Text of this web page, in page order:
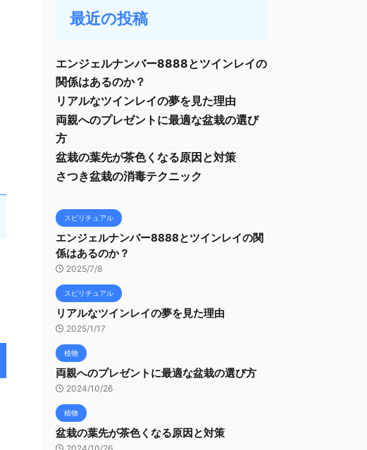
最近の投稿
エンジェルナンバー8888とツインレイの
関係はあるのか？
リアルなツインレイの夢を見た理由
両親へのプレゼントに最適な盆栽の選び
方
盆栽の葉先が茶色くなる原因と対策
さつき盆栽の消毒テクニック
スピリチュアル
エンジェルナンバー8888とツインレイの関
係はあるのか？
2025/7/8
スピリチュアル
リアルなツインレイの夢を見た理由
2025/1/17
植物
両親へのプレゼントに最適な盆栽の選び方
2024/10/26
植物
盆栽の葉先が茶色くなる原因と対策